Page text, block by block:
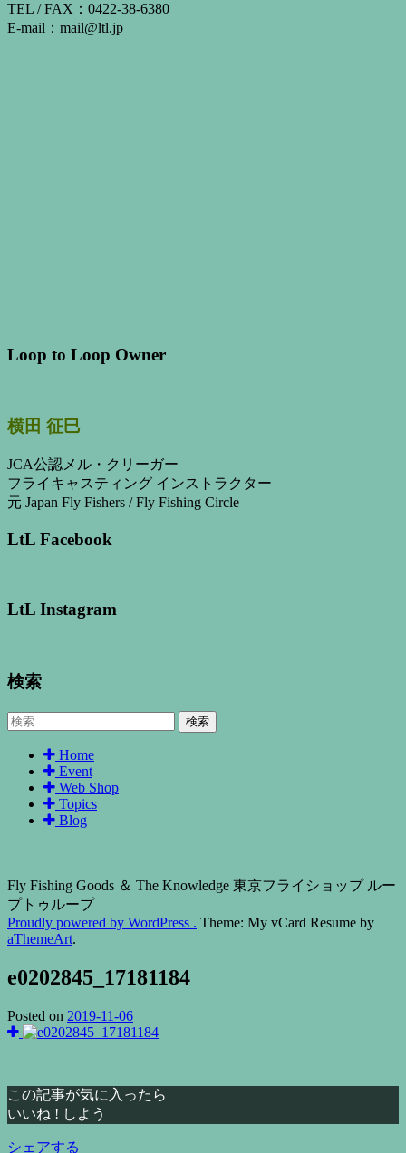
TEL / FAX：0422-38-6380
E-mail：mail@ltl.jp
Loop to Loop Owner
横田 征巳
JCA公認メル・クリーガー
フライキャスティング インストラクター
元 Japan Fly Fishers / Fly Fishing Circle
LtL Facebook
LtL Instagram
検索
検
Home
Event
Web Shop
Topics
Blog
Fly Fishing Goods ＆ The Knowledge 東京フライショップ ルー
プトゥループ
Proudly powered by WordPress . Theme: My vCard Resume by
aThemeArt.
e0202845_17181184
Posted on 2019-11-06
この記事が気に入ったら
いいね ! しよう
シェアする